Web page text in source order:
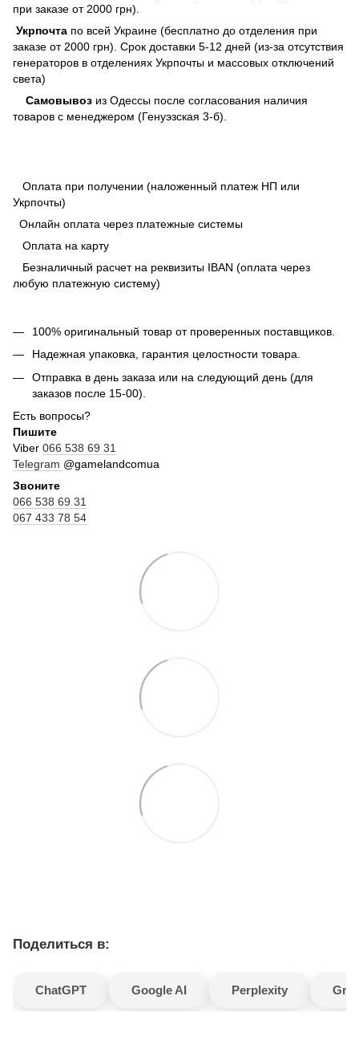
при заказе от 2000 грн).
Укрпочта по всей Украине (бесплатно до отделения при
заказе от 2000 грн). Срок доставки 5-12 дней (из-за отсутствия
генераторов в отделениях Укрпочты и массовых отключений
света)
Самовывоз из Одессы после согласования наличия
товаров с менеджером (Генуэзская 3-б).
Оплата при получении (наложенный платеж НП или
Укрпочты)
Онлайн оплата через платежные системы
Оплата на карту
Безналичный расчет на реквизиты IBAN (оплата через
любую платежную систему)
100% оригинальный товар от проверенных поставщиков.
Надежная упаковка, гарантия целостности товара.
Отправка в день заказа или на следующий день (для
заказов после 15-00).
Есть вопросы?
Пишите
Viber 066 538 69 31
Telegram @gamelandcomua
Звоните
066 538 69 31
067 433 78 54
Поделиться в:
ChatGPT Google AI Perplexity